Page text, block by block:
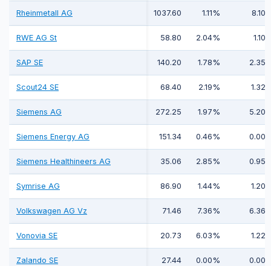
Rheinmetall AG 1037.60 1.11% 8.10
RWE AG St 58.80 2.04% 1.10
SAP SE 140.20 1.78% 2.35
Scout24 SE 68.40 2.19% 1.32
Siemens AG 272.25 1.97% 5.20
Siemens Energy AG 151.34 0.46% 0.00
Siemens Healthineers AG 35.06 2.85% 0.95
Symrise AG 86.90 1.44% 1.20
Volkswagen AG Vz 71.46 7.36% 6.36
Vonovia SE 20.73 6.03% 1.22
Zalando SE 27.44 0.00% 0.00